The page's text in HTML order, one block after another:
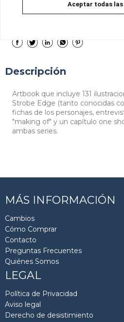
Sí, Quiero que me avises
Descripción
Artbook que incluye 131
Strobe Edge (tanto conocidas
fichas de los personajes,
"making of" y un capítulo one
ambas series.
MÁS INFORMACIÓN
Cambios
Cómo Comprar
Contacto
Preguntas Frecuentes
Quiénes Somos
LEGAL
Política de Privacidad
Aviso legal
Derecho de desistimiento
Aceptar todas las